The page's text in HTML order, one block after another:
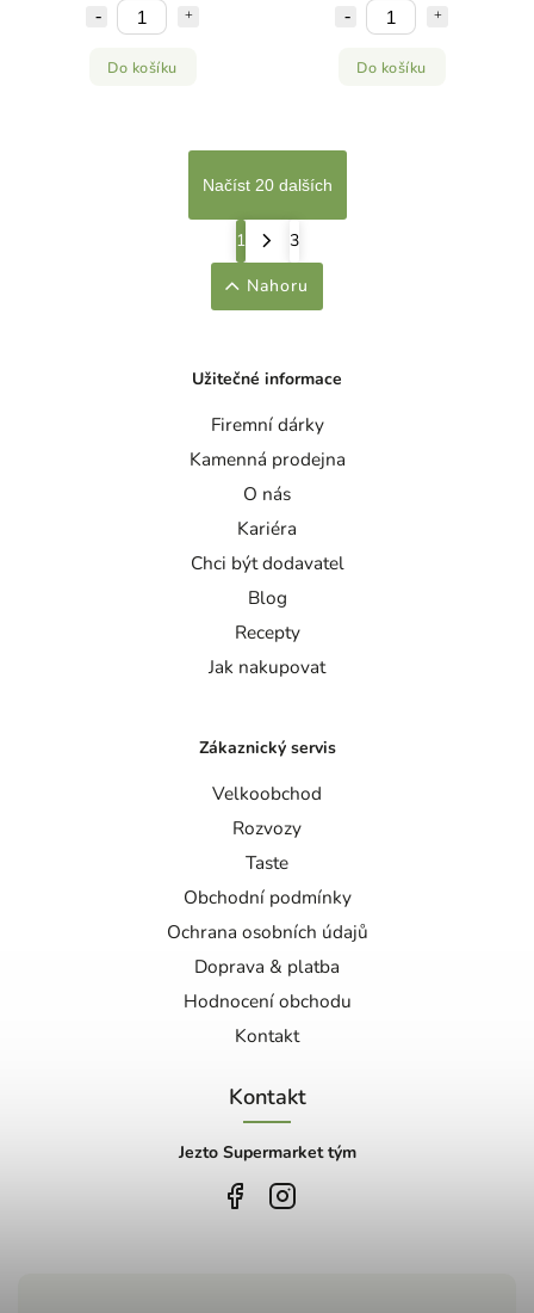
Do košíku Do košíku
Načíst 20 dalších
1
3
Nahoru
Užitečné informace
Firemní dárky
Kamenná prodejna
O nás
Kariéra
Chci být dodavatel
Blog
Recepty
Jak nakupovat
Zákaznický servis
Velkoobchod
Rozvozy
Taste
Obchodní podmínky
Ochrana osobních údajů
Doprava & platba
Hodnocení obchodu
Kontakt
Kontakt
Jezto Supermarket tým